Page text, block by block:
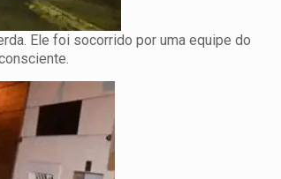
Ele foi socorrido por uma equipe do